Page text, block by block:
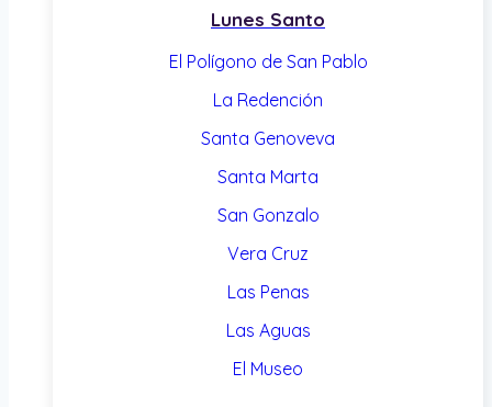
Lunes Santo
El Polígono de San Pablo
La Redención
Santa Genoveva
Santa Marta
San Gonzalo
Vera Cruz
Las Penas
Las Aguas
El Museo